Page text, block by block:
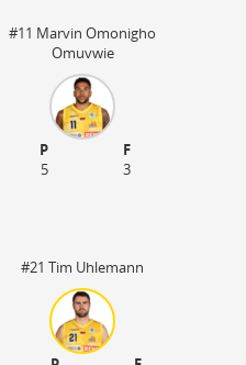
#11 Marvin Omonigho
Omuvwie
P
F
5
3
#21 Tim Uhlemann